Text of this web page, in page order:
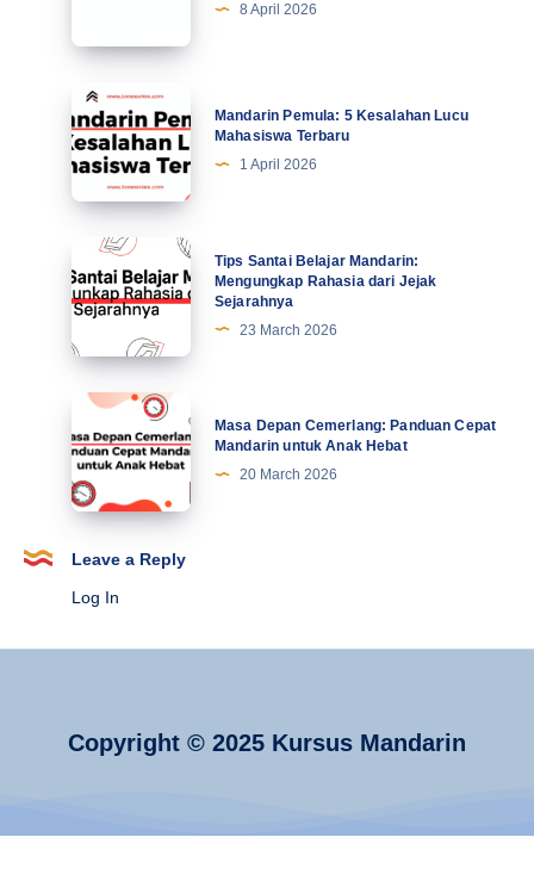
Profesional
Tingkatkan
Motivasi
di
Abad
Ke-
8 April 2026
Mandarin
Pemula:
5
Kesalahan
Lucu
Mahasiswa
Terbaru
Mandarin Pemula: 5 Kesalahan Lucu
Mahasiswa Terbaru
1 April 2026
Tips
Santai
Belajar
Mandarin:
Mengungkap
Rahasia
dari
Jejak
Sejarahnya
Tips Santai Belajar Mandarin:
Mengungkap Rahasia dari Jejak
Sejarahnya
23 March 2026
Masa
Depan
Cemerlang:
Panduan
Cepat
Mandarin
Masa Depan Cemerlang: Panduan Cepat
Mandarin untuk Anak Hebat
20 March 2026
Leave a Reply
Log In
Copyright © 2025 Kursus Mandarin